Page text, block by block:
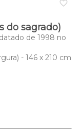
favorite_border
do sagrado)
de 1998 no
- 146 x 210 cm